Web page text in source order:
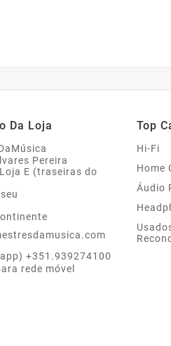
Da Loja
Pereira
E (traseiras do
+351.939274100
rede móvel
Top
Hi-Fi
Home
Áudio